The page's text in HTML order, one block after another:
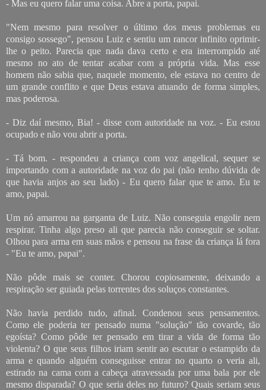
- Mas eu quero falar uma coisa. Abre a porta, papai.
"Nem mesmo para resolver o último dos meus problemas eu
consigo sossego", pensou Luiz e sentiu um rancor infinito oprimir-
lhe o peito. Parecia que nada dava certo e era interrompido até
mesmo no ato de tentar acabar com a própria vida. Mas esse
homem não sabia que, naquele momento, ele estava no centro de
um grande conflito e que Deus estava atuando de forma simples,
mas poderosa.
- Diz daí mesmo, Bia! - disse com autoridade na voz. - Eu estou
ocupado e não vou abrir a porta.
- Tá bom. - respondeu a criança com voz angelical, sequer se
importando com a autoridade na voz do pai (não tenho dúvida de
que havia anjos ao seu lado) - Eu quero falar que te amo. Eu te
amo, papai.
Um nó amarrou na garganta de Luiz. Não conseguia engolir nem
respirar. Tinha algo preso ali que parecia não conseguir se soltar.
Olhou para arma em suas mãos e pensou na frase da criança lá fora
- "Eu te amo, papai".
Não pôde mais se conter. Chorou copiosamente, deixando a
respiração ser guiada pelas torrentes dos soluços constantes.
Não havia perdido tudo, afinal. Condenou seus pensamentos.
Como ele poderia ter pensado numa "solução" tão covarde, tão
egoísta? Como pôde ter pensado em tirar a vida de forma tão
violenta? O que seus filhos iriam sentir ao escutar o estampido da
arma e quando alguém conseguisse entrar no quarto o veria ali,
estirado na cama com a cabeça atravessada por uma bala por ele
mesmo disparada? O que seria deles no futuro? Quais seriam seus